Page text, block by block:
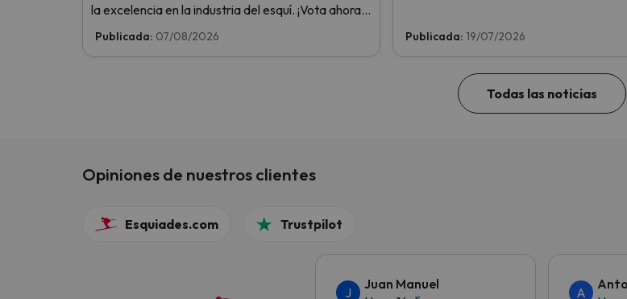
la excelencia en la industria del esquí. ¡Vota ahora y
ayúdanos a alcanzar la cima!
Publicada: 07/08/2026 Publicada: 19/07/2026
Todas las noticias
Opiniones de nuestros clientes
Esquiades.com Trustpilot
J
Juan Manuel
A